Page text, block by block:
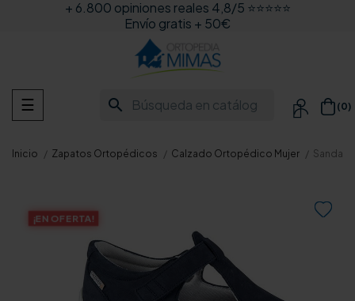
+ 6.800 opiniones reales 4,8/5 ⭐⭐⭐⭐⭐
Envío gratis + 50€
search  (0)
Navegación
de
☰
Inicio Zapatos Ortopédicos Calzado Ortopédico Mujer

¡EN OFERTA!